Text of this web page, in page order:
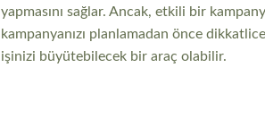
yapmasını sağlar. Ancak, etkili bir
kampanyanızı planlamadan önce
işinizi büyütebilecek bir araç olabilir.